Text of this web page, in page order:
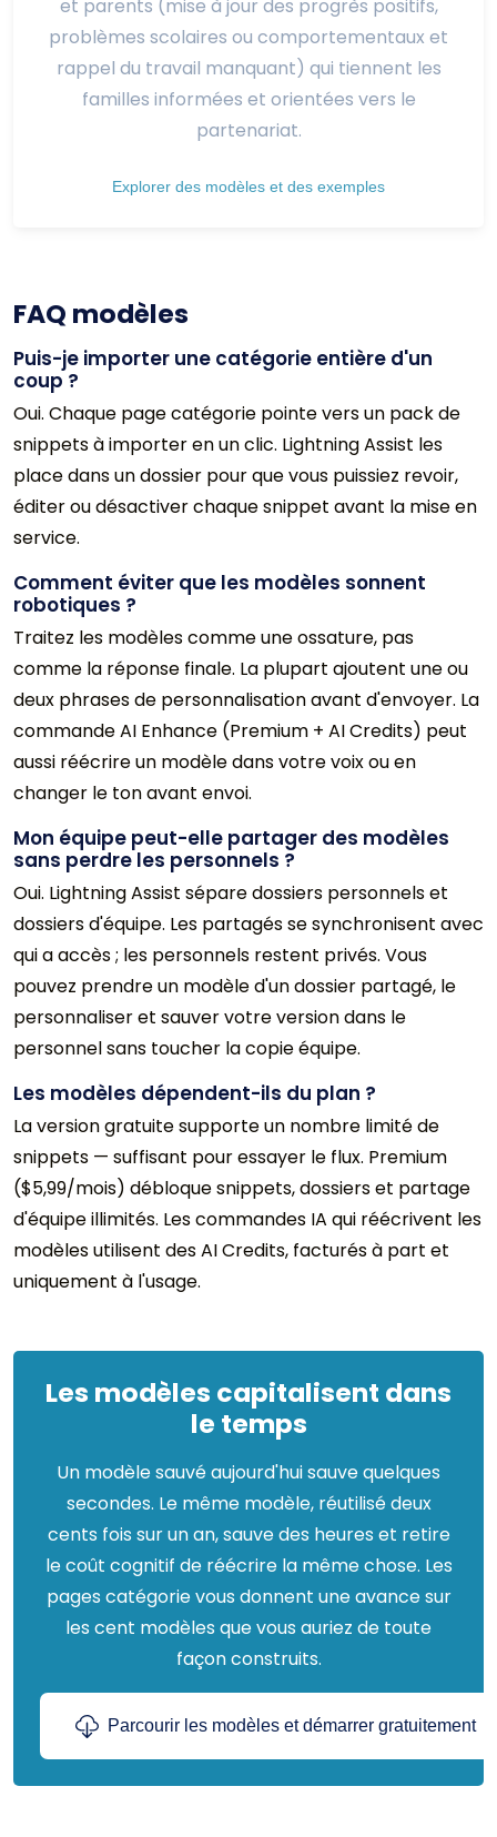
et parents (mise à jour des progrès positifs,
problèmes scolaires ou comportementaux et
rappel du travail manquant) qui tiennent les
familles informées et orientées vers le
partenariat.
Explorer des modèles et des exemples
FAQ modèles
Puis-je importer une catégorie entière d'un
coup ?
Oui. Chaque page catégorie pointe vers un pack de
snippets à importer en un clic. Lightning Assist les
place dans un dossier pour que vous puissiez revoir,
éditer ou désactiver chaque snippet avant la mise en
service.
Comment éviter que les modèles sonnent
robotiques ?
Traitez les modèles comme une ossature, pas
comme la réponse finale. La plupart ajoutent une ou
deux phrases de personnalisation avant d'envoyer. La
commande AI Enhance (Premium + AI Credits) peut
aussi réécrire un modèle dans votre voix ou en
changer le ton avant envoi.
Mon équipe peut-elle partager des modèles
sans perdre les personnels ?
Oui. Lightning Assist sépare dossiers personnels et
dossiers d'équipe. Les partagés se synchronisent avec
qui a accès ; les personnels restent privés. Vous
pouvez prendre un modèle d'un dossier partagé, le
personnaliser et sauver votre version dans le
personnel sans toucher la copie équipe.
Les modèles dépendent-ils du plan ?
La version gratuite supporte un nombre limité de
snippets — suffisant pour essayer le flux. Premium
($5,99/mois) débloque snippets, dossiers et partage
d'équipe illimités. Les commandes IA qui réécrivent les
modèles utilisent des AI Credits, facturés à part et
uniquement à l'usage.
Les modèles capitalisent dans
le temps
Un modèle sauvé aujourd'hui sauve quelques
secondes. Le même modèle, réutilisé deux
cents fois sur un an, sauve des heures et retire
le coût cognitif de réécrire la même chose. Les
pages catégorie vous donnent une avance sur
les cent modèles que vous auriez de toute
façon construits.
Parcourir les modèles et démarrer gratuitement